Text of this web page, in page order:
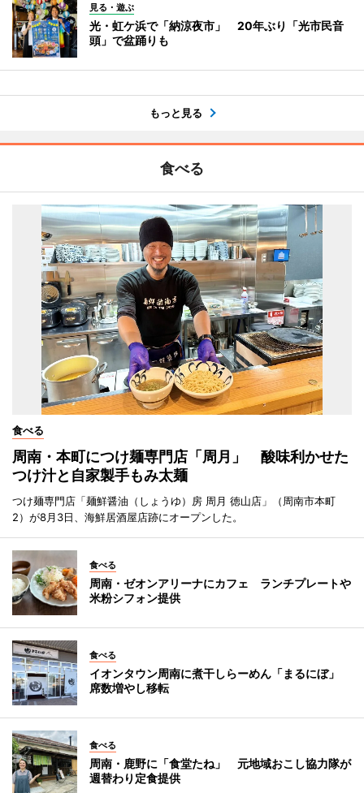
見る・遊ぶ
光・虹ケ浜で「納涼夜市」 20年ぶり「光市民音
頭」で盆踊りも
もっと見る
食べる
食べる
周南・本町につけ麺専門店「周月」 酸味利かせた
つけ汁と自家製手もみ太麺
つけ麺専門店「麺鮮醤油（しょうゆ）房 周月 徳山店」（周南市本町
2）が8月3日、海鮮居酒屋店跡にオープンした。
食べる
周南・ゼオンアリーナにカフェ ランチプレートや
米粉シフォン提供
食べる
イオンタウン周南に煮干しらーめん「まるにぼ」
席数増やし移転
食べる
周南・鹿野に「食堂たね」 元地域おこし協力隊が
週替わり定食提供